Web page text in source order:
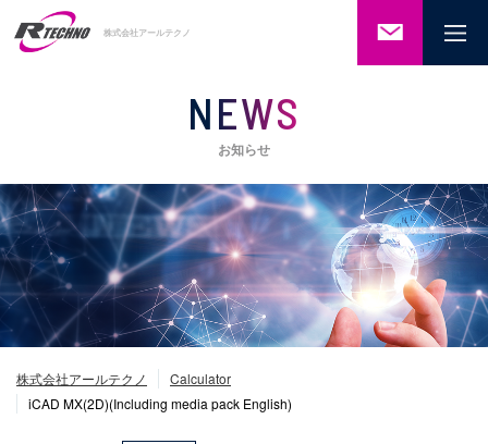
株式会社アールテクノ ご相談・
わせ
NEWS
お知らせ
株式会社アールテクノ
Calculator
iCAD MX(2D)(Including media pack English)